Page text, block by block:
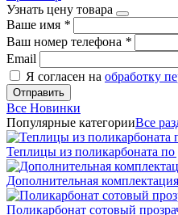
Узнать цену товара
Ваше имя *
Ваш номер телефона *
Email
Я согласен на обработку
Отправить
Все Новинки
Популярные категорииВсе
Теплицы из поликарбоната
Дополнительная
Поликарбонат сотовый